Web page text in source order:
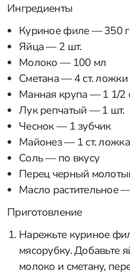
Ингредиенты
Куриное филе — 350 г
Яйца — 2 шт.
Молоко — 100 мл
Сметана — 4 ст. ложки
Манная крупа — 1 1/2
Лук репчатый — 1 шт.
Чеснок — 1 зубчик
Майонез — 1 ст. ложка
Соль — по вкусу
Перец черный
Масло растительное
Приготовление
Нарежьте куриное
мясорубку. Добавьте
молоко и сметану,